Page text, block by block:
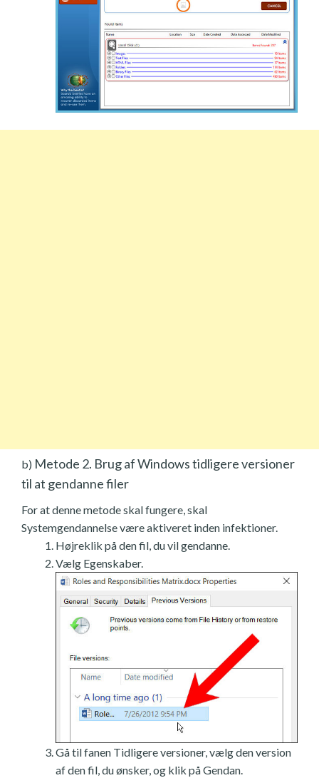
b) Metode 2. Brug af Windows tidligere versioner
til at gendanne filer
For at denne metode skal fungere, skal
Systemgendannelse være aktiveret inden infektioner.
Højreklik på den fil, du vil gendanne.
Vælg Egenskaber.
Gå til fanen Tidligere versioner, vælg den version
af den fil, du ønsker, og klik på Gendan.